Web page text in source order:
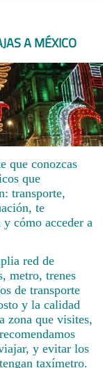
A MÉXICO
que conozcas
que
transporte,
te
cómo acceder a
red de
metro, trenes
de transporte
y la calidad
zona que visites,
y evitar los
taxímetro.